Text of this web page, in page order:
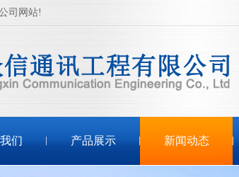
司网站!
们 产品展示 新闻动态